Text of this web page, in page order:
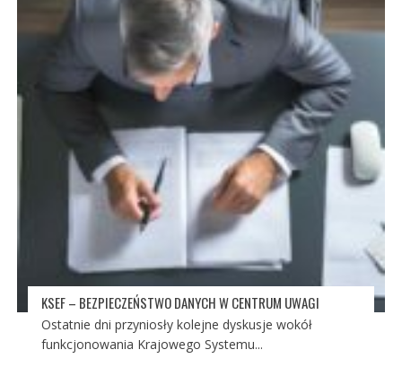
KSEF – BEZPIECZEŃSTWO DANYCH W CENTRUM UWAGI
Ostatnie dni przyniosły kolejne dyskusje wokół
funkcjonowania Krajowego Systemu...